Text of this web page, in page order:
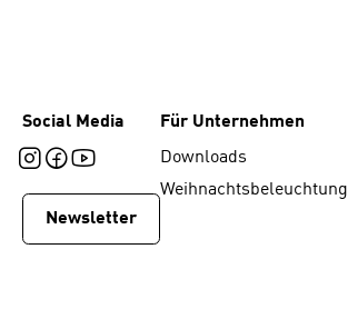
Social Media
Newsletter
Für Unternehmen
Downloads
Weihnachtsbeleuchtung